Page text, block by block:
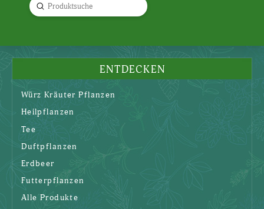
Search
Submit
ENTDECKEN
Würz Kräuter Pflanzen
Heilpflanzen
Tee
Duftpflanzen
Erdbeer
Futterpflanzen
Alle Produkte